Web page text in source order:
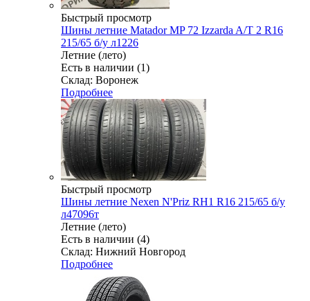
Быстрый просмотр
Шины летние Matador MP 72 Izzarda A/T 2 R16
215/65 б/у л1226
Летние (лето)
Есть в наличии (1)
Склад: Воронеж
Подробнее
Быстрый просмотр
Шины летние Nexen N'Priz RH1 R16 215/65 б/у
л47096т
Летние (лето)
Есть в наличии (4)
Склад: Нижний Новгород
Подробнее